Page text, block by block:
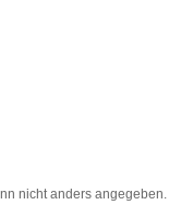
nicht anders angegeben.